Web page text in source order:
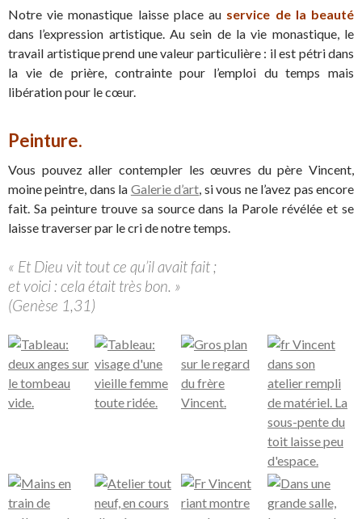
Notre vie monastique laisse place au service de la beauté
dans l’expression artistique. Au sein de la vie monastique, le
travail artistique prend une valeur particulière : il est pétri dans
la vie de prière, contrainte pour l’emploi du temps mais
libération pour le cœur.
Peinture.
Vous pouvez aller contempler les œuvres du père Vincent,
moine peintre, dans la Galerie d’art, si vous ne l’avez pas encore
fait. Sa peinture trouve sa source dans la Parole révélée et se
laisse traverser par le cri de notre temps.
« Et Dieu vit tout ce qu’il avait fait ;
et voici : cela était très bon. »
(Genèse 1,31)